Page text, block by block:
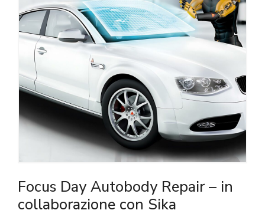
Focus Day Autobody Repair – in
collaborazione con Sika